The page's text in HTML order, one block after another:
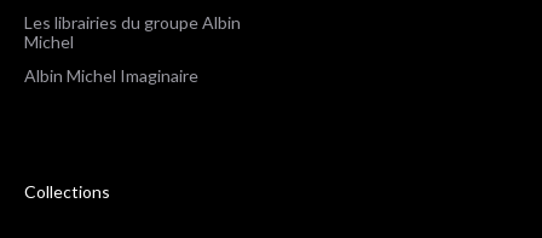
Les librairies du groupe Albin
Michel
Albin Michel Imaginaire
Collections